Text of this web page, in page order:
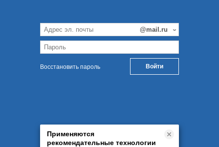
Восстановить пароль
Применяются
рекомендательные технологии